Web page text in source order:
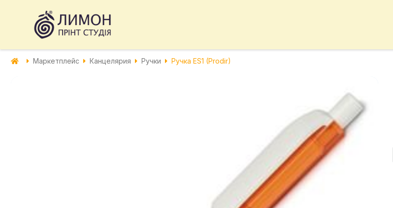
Маркетплейс Канцелярия Ручки Ручка ES1 (Prodir)